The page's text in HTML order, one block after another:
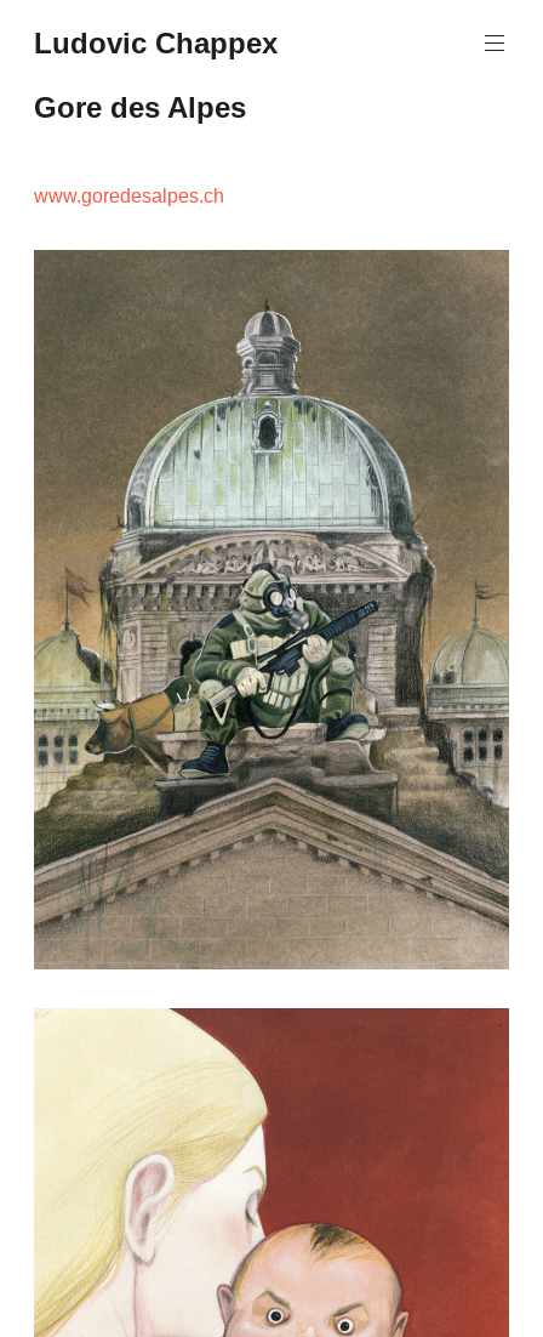
au
principal
Ludovic Chappex
Gore des Alpes
www.goredesalpes.ch